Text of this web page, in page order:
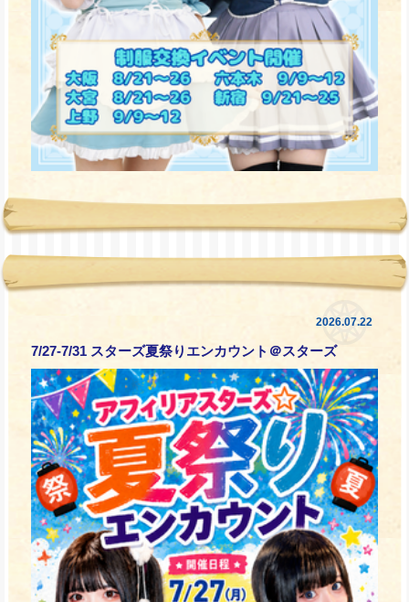
2026.07.22
7/27-7/31 スターズ夏祭りエンカウント＠スターズ